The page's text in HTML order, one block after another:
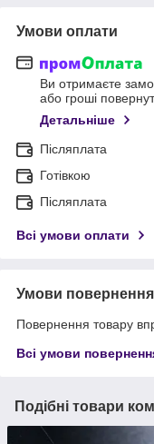
Умови оплати
Ви отримаєте
або гроші
Детальніше
Післяплата
Готівкою
Післяплата
Всі умови оплати
Умови повернення
Повернення товару
Всі умови
Подібні товари